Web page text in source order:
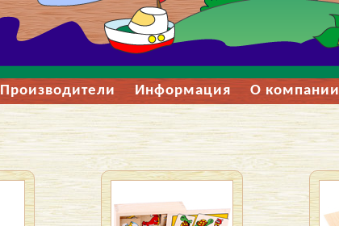
Производители Информация О компании